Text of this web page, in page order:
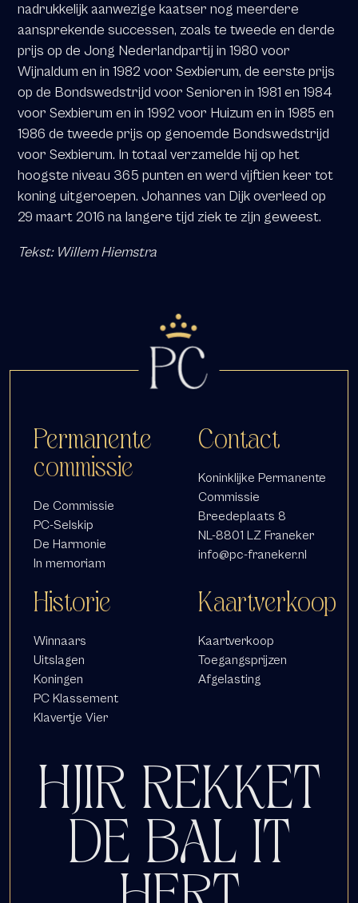
nadrukkelijk aanwezige kaatser nog meerdere
aansprekende successen, zoals te tweede en derde
prijs op de Jong Nederlandpartij in 1980 voor
Wijnaldum en in 1982 voor Sexbierum, de eerste prijs
op de Bondswedstrijd voor Senioren in 1981 en 1984
voor Sexbierum en in 1992 voor Huizum en in 1985 en
1986 de tweede prijs op genoemde Bondswedstrijd
voor Sexbierum. In totaal verzamelde hij op het
hoogste niveau 365 punten en werd vijftien keer tot
koning uitgeroepen. Johannes van Dijk overleed op
29 maart 2016 na langere tijd ziek te zijn geweest.
Tekst: Willem Hiemstra
Contact
Koninklijke Permanente
Commissie
Breedeplaats 8
NL-8801 LZ Franeker
info@pc-franeker.nl
Permanente
commissie
De Commissie
PC-Selskip
De Harmonie
In memoriam
Historie
Winnaars
Uitslagen
Koningen
PC Klassement
Klavertje Vier
Kaartverkoop
Kaartverkoop
Toegangsprijzen
Afgelasting
HJIR REKKET
DE BAL IT